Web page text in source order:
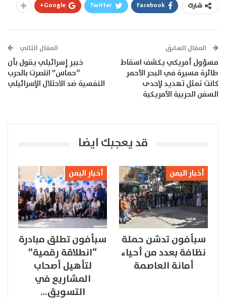
شارك Facebook
Twitter
Google+
المقال السابق
مسؤول أمريكي يكشف اسقاط
طائرة مسيرة في البحر الأحمر
كانت تمثل تهديد لإحدى
السفن الحربية الأمريكية
المقال التالي
خبير إٍسرائيلي يقول بأن
“حماس” انتصرت بالحرب
النفسية ضد الاحتلال الإسرائيلي
قد يعجبك ايضا
أخبار اليمن
سبأفون تدشن حملة
نظافة بعدد من أحياء
أمانة العاصمة
أخبار اليمن
سبأفون تطلق مبادرة
“انطلاقة رقمية”
لتأهيل أصحاب
المشاريع في
التسويق…